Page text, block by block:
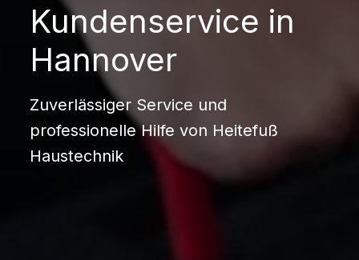
Kundenservice in
Hannover
Zuverlässiger Service und
professionelle Hilfe von Heitefuß
Haustechnik